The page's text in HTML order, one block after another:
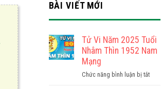
BÀI VIẾT MỚI
Tử Vi Năm 2025 Tuổi
Nhâm Thìn 1952 Nam
Mạng
Chức năng bình luận bị tắtở